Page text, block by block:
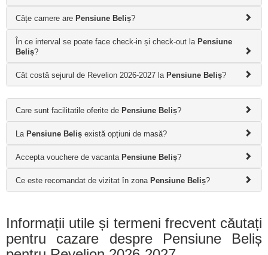
Câțe camere are Pensiune Beliș?
În ce interval se poate face check-in și check-out la Pensiune
Beliș?
Cât costă sejurul de Revelion 2026-2027 la Pensiune Beliș?
Care sunt facilitatile oferite de Pensiune Beliș?
La Pensiune Beliș există opțiuni de masă?
Accepta vouchere de vacanta Pensiune Beliș?
Ce este recomandat de vizitat în zona Pensiune Beliș?
Informații utile și termeni frecvent căutați
pentru cazare despre Pensiune Beliș